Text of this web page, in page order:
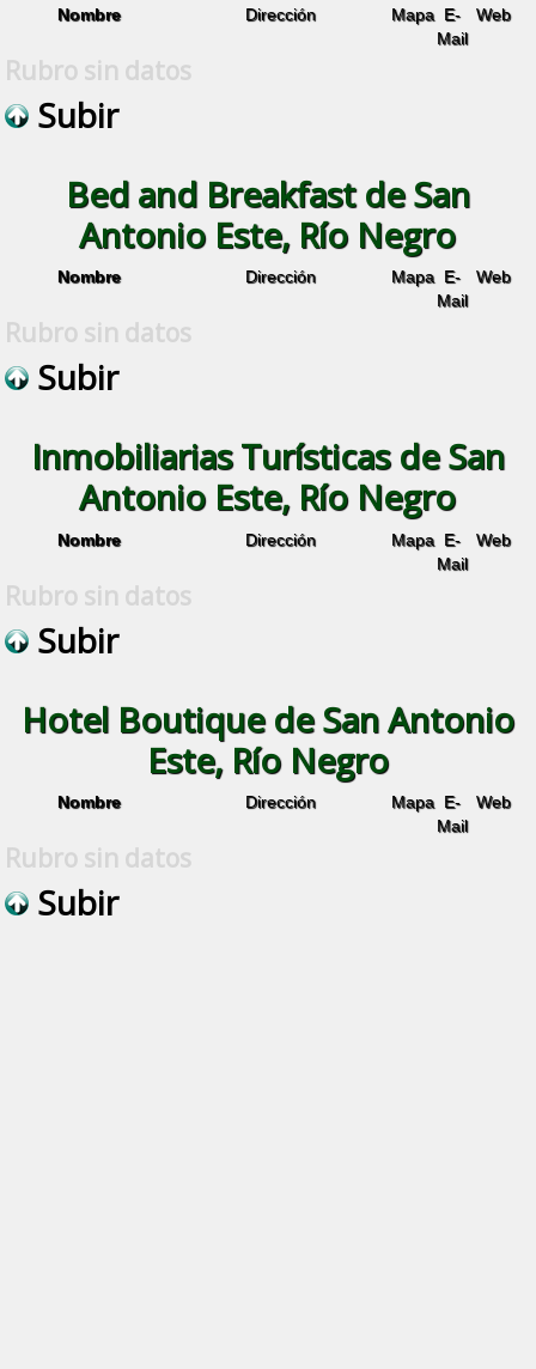
Nombre Dirección Mapa E-
Mail
Web
Rubro sin datos
Subir
Bed and Breakfast de San
Antonio Este, Río Negro
Nombre Dirección Mapa E-
Mail
Web
Rubro sin datos
Subir
Inmobiliarias Turísticas de San
Antonio Este, Río Negro
Nombre Dirección Mapa E-
Mail
Web
Rubro sin datos
Subir
Hotel Boutique de San Antonio
Este, Río Negro
Nombre Dirección Mapa E-
Mail
Web
Rubro sin datos
Subir